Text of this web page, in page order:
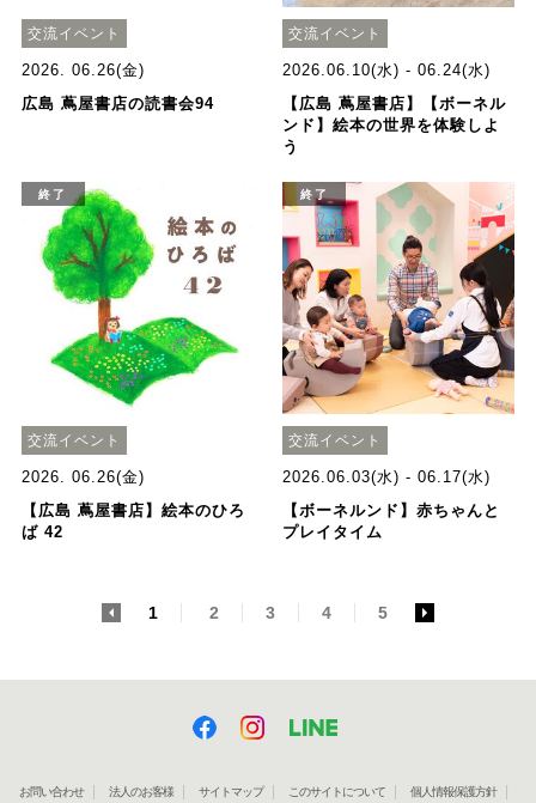
交流イベント
2026. 06.26(金)
広島 蔦屋書店の読書会94
交流イベント
2026.06.10(水) - 06.24(水)
【広島 蔦屋書店】【ボーネル
ンド】絵本の世界を体験しよ
う
終了
交流イベント
2026. 06.26(金)
【広島 蔦屋書店】絵本のひろ
ば 42
終了
交流イベント
2026.06.03(水) - 06.17(水)
【ボーネルンド】赤ちゃんと
プレイタイム
1 2 3 4 5
お問い合わせ 法人のお客様 サイトマップ このサイトについて 個人情報保護方針